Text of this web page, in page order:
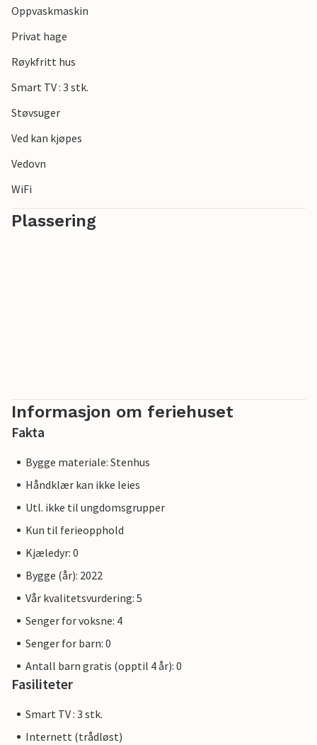
nord og den populære byen Eckernförde i sør. Det er ingen
grenser for valg av utfluktsmål.
Se frem til en fantastisk tid i denne innbydende
innkvarteringen ved Østersjøen.
Oppvaskmaskin
Privat hage
Røykfritt hus
Smart TV : 3 stk.
Støvsuger
Ved kan kjøpes
Vedovn
WiFi
Plassering
Informasjon om feriehuset
Fakta
Bygge materiale: Stenhus
Håndklær kan ikke leies
Utl. ikke til ungdomsgrupper
Kun til ferieopphold
Kjæledyr: 0
Bygge (år): 2022
Vår kvalitetsvurdering: 5
Senger for voksne: 4
Senger for barn: 0
Antall barn gratis (opptil 4 år): 0
Fasiliteter
Smart TV : 3 stk.
Internett (trådløst)